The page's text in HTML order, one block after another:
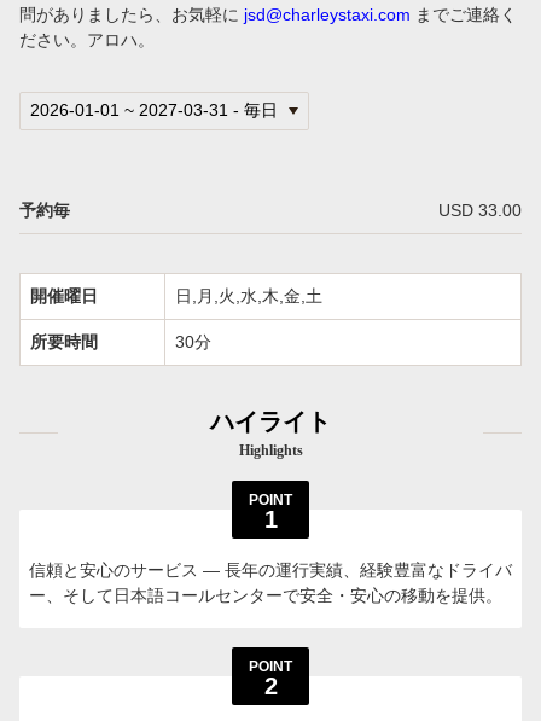
問がありましたら、お気軽に jsd@charleystaxi.com までご連絡く
ださい。アロハ。
予約毎 USD 33.00
開催曜日 日,月,火,水,木,金,土
所要時間 30分
ハイライト
Highlights
POINT
1
信頼と安心のサービス — 長年の運行実績、経験豊富なドライバ
ー、そして日本語コールセンターで安全・安心の移動を提供。
POINT
2